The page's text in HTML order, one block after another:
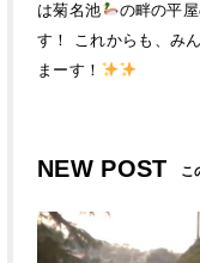
は菊名池
の畔の平
す！ これからも、み
まーす！
NEW POST